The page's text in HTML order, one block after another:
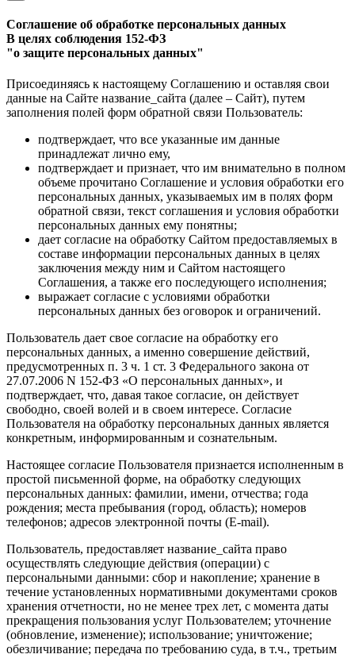
Соглашение об обработке персональных данных
В целях соблюдения 152-ФЗ
"о защите персональных данных"
Присоединяясь к настоящему Соглашению и оставляя свои
данные на Сайте название_сайта (далее – Сайт), путем
заполнения полей форм обратной связи Пользователь:
подтверждает, что все указанные им данные
принадлежат лично ему,
подтверждает и признает, что им внимательно в полном
объеме прочитано Соглашение и условия обработки его
персональных данных, указываемых им в полях форм
обратной связи, текст соглашения и условия обработки
персональных данных ему понятны;
дает согласие на обработку Сайтом предоставляемых в
составе информации персональных данных в целях
заключения между ним и Сайтом настоящего
Соглашения, а также его последующего исполнения;
выражает согласие с условиями обработки
персональных данных без оговорок и ограничений.
Пользователь дает свое согласие на обработку его
персональных данных, а именно совершение действий,
предусмотренных п. 3 ч. 1 ст. 3 Федерального закона от
27.07.2006 N 152-ФЗ «О персональных данных», и
подтверждает, что, давая такое согласие, он действует
свободно, своей волей и в своем интересе. Согласие
Пользователя на обработку персональных данных является
конкретным, информированным и сознательным.
Настоящее согласие Пользователя признается исполненным в
простой письменной форме, на обработку следующих
персональных данных: фамилии, имени, отчества; года
рождения; места пребывания (город, область); номеров
телефонов; адресов электронной почты (E-mail).
Пользователь, предоставляет название_сайта право
осуществлять следующие действия (операции) с
персональными данными: сбор и накопление; хранение в
течение установленных нормативными документами сроков
хранения отчетности, но не менее трех лет, с момента даты
прекращения пользования услуг Пользователем; уточнение
(обновление, изменение); использование; уничтожение;
обезличивание; передача по требованию суда, в т.ч., третьим